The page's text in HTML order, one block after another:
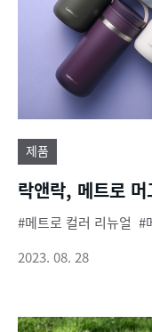
제품
락앤락, 메트로
메트로 컬러 리뉴얼
2023. 08. 28